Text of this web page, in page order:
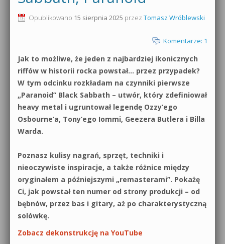
Produkcja muzyczna od podstaw
Sound Forge od podstaw
Dubstep z syntezatorem Massive
Kontakt 5 Kompendium
Pakiety
0dB.pl - informacje
Materiały dla mediów
Archiwum aktualności
Polityka prywatności
Regulamin
Działanie sklepu internetowego
Wyszukiwanie
Opublikowano 15 sierpnia 2025 przez Tomasz Wróblewski
Komentarze: 1
Jak to możliwe, że jeden z najbardziej ikonicznych
riffów w historii rocka powstał… przez przypadek?
W tym odcinku rozkładam na czynniki pierwsze
„Paranoid” Black Sabbath – utwór, który zdefiniował
heavy metal i ugruntował legendę Ozzy’ego
Osbourne’a, Tony’ego Iommi, Geezera Butlera i Billa
Warda.
Poznasz kulisy nagrań, sprzęt, techniki i
nieoczywiste inspiracje, a także różnice między
oryginałem a późniejszymi „remasterami”. Pokażę
Ci, jak powstał ten numer od strony produkcji – od
bębnów, przez bas i gitary, aż po charakterystyczną
solówkę.
Zobacz dekonstrukcję na YouTube